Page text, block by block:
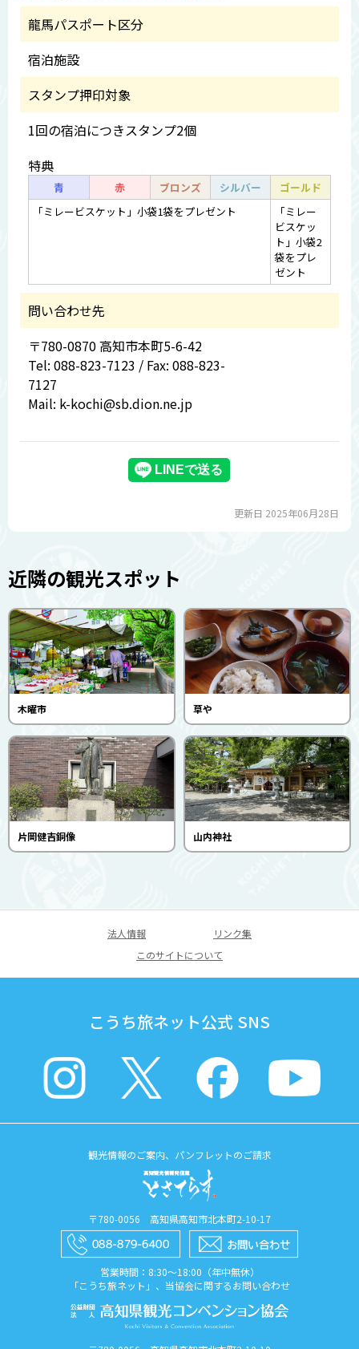
龍馬パスポート区分
宿泊施設
スタンプ押印対象
1回の宿泊につきスタンプ2個
特典
青 赤 ブロンズ シルバー
ゴールド
「ミレービスケット」小袋1袋をプレゼント
「ミレー
ビスケッ
ト」小袋2
袋をプレ
ゼント
問い合わせ先
〒780-0870 高知市本町5-6-42
Tel: 088-823-7123 / Fax: 088-823-
7127
Mail: k-kochi@sb.dion.ne.jp
更新日 2025年06月28日
近隣の観光スポット
木曜市 草や
片岡健吉銅像 山内神社
法人情報
リンク集
このサイトについて
こうち旅ネット公式 SNS
観光情報のご案内、パンフレットのご請求
〒780-0056 高知県高知市北本町2-10-17
営業時間：8:30〜18:00（年中無休）
「こうち旅ネット」、当協会に関するお問い合わせ